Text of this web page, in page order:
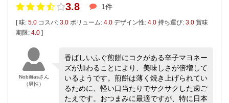
3.8 1件
[ 味: 5.0 コスパ: 3.0 ボリューム: 4.0 デザイン性: 4.0 持ち運び: 3.0 賞味
期限: 4.0 ]
Nobilitasさん
（男性）
香ばしいふぐ煎餅にコクがある辛子マヨネー
ズが加わることにより、美味しさが倍増して
いるようです。煎餅は薄く焼き上げられてい
るために、軽い口当たりでサクサクした歯ご
たえです。おつまみに最適ですが、特に日本